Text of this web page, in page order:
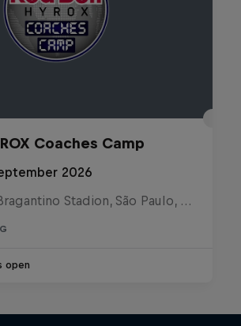
Coaches Camp
2026
Red Bull Bragantino Stadion, São Paulo, Brasilien
open